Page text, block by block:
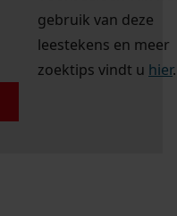
gebruik van deze
leestekens en meer
zoektips vindt u hier.